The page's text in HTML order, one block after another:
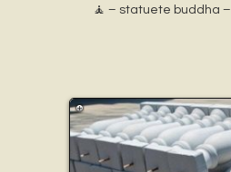
🧘 – statuete buddha –